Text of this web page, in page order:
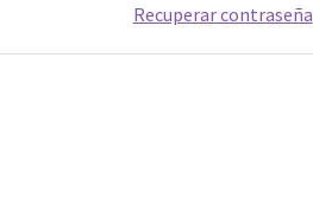
Recuperar contraseña